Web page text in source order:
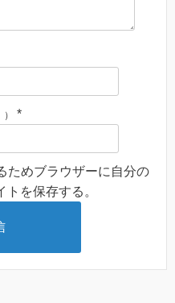
*
ためブラウザーに自分の
を保存する。